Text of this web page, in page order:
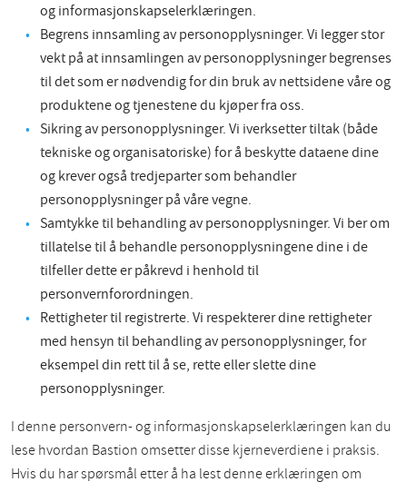
og informasjonskapselerklæringen.
Begrens innsamling av personopplysninger. Vi legger stor
vekt på at innsamlingen av personopplysninger begrenses
til det som er nødvendig for din bruk av nettsidene våre og
produktene og tjenestene du kjøper fra oss.
Sikring av personopplysninger. Vi iverksetter tiltak (både
tekniske og organisatoriske) for å beskytte dataene dine
og krever også tredjeparter som behandler
personopplysninger på våre vegne.
Samtykke til behandling av personopplysninger. Vi ber om
tillatelse til å behandle personopplysningene dine i de
tilfeller dette er påkrevd i henhold til
personvernforordningen.
Rettigheter til registrerte. Vi respekterer dine rettigheter
med hensyn til behandling av personopplysninger, for
eksempel din rett til å se, rette eller slette dine
personopplysninger.
I denne personvern- og informasjonskapselerklæringen kan du
lese hvordan Bastion omsetter disse kjerneverdiene i praksis.
Hvis du har spørsmål etter å ha lest denne erklæringen om